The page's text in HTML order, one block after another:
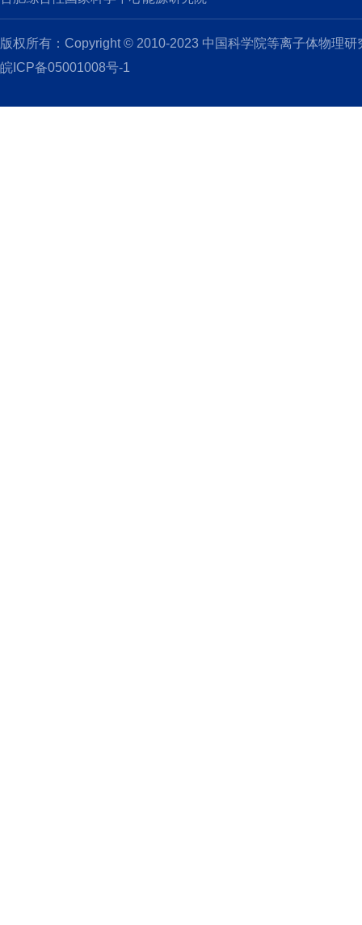
版权所有：Copyright © 2010-2023 中国科学院等离子体物理
皖ICP备05001008号-1